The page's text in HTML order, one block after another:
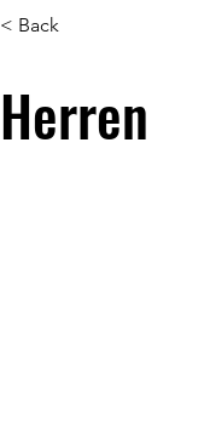
< Back
Herren